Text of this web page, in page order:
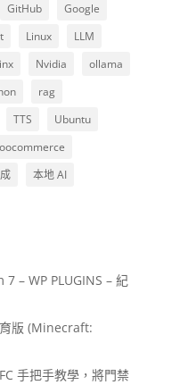
GitHub
Google
Linux
LLM
Nvidia
ollama
rag
TTS
Ubuntu
本地 AI
– WP PLUGINS – 紀
版 (Minecraft:
手把手教學，將門禁